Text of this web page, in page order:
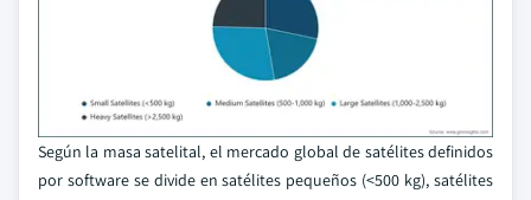
Según la masa satelital, el mercado global de satélites definidos
por software se divide en satélites pequeños (<500 kg), satélites